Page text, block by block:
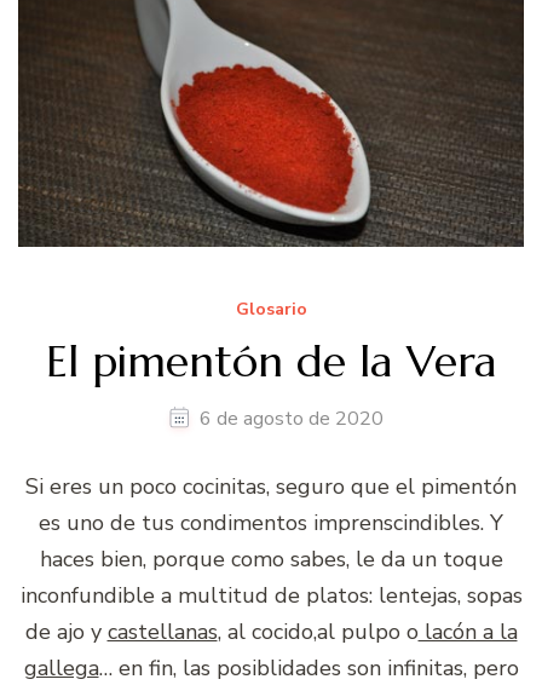
Glosario
El pimentón de la Vera
6 de agosto de 2020
Si eres un poco cocinitas, seguro que el pimentón
es uno de tus condimentos imprenscindibles. Y
haces bien, porque como sabes, le da un toque
inconfundible a multitud de platos: lentejas, sopas
de ajo y castellanas, al cocido,al pulpo o lacón a la
gallega… en fin, las posiblidades son infinitas, pero